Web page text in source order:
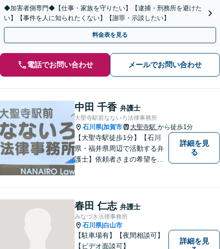
◆加害者側専門◆【仕事・家族を守りたい】【逮捕・刑務所を避けた
い】【事件を人に知られたくない】【謝罪・示談したい】
料金表を見る
電話でお問い合わせ メールでお問い合わせ
中田 千香 弁護士
大聖寺駅前なないろ法律事務所
石川県|加賀市 大聖寺駅 から徒歩1分
【大聖寺駅徒歩1分】【石川
県・福井県周辺で活動する弁
護士】依頼者さまの希望を尊
軽にご相談ください。土日祝
も対応可能です。【法テラス
可】
詳細を見
る
春田 仁志 弁護士
みなづき法律事務所
石川県| 白山市
【駐車場有】【夜間相談可】
【ビデオ面談可】
詳細を見